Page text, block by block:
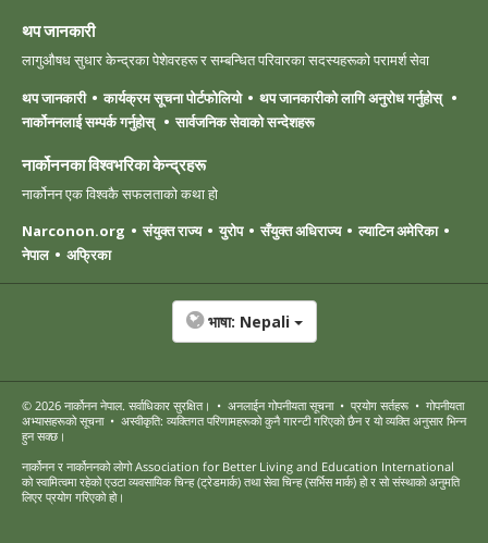
थप जानकारी
लागुऔषध सुधार केन्द्रका पेशेवरहरू र सम्बन्धित परिवारका सदस्यहरूको परामर्श सेवा
थप जानकारी
कार्यक्रम सूचना पोर्टफोलियो
थप जानकारीको लागि अनुरोध गर्नुहोस्
नार्कोननलाई सम्पर्क गर्नुहोस्
सार्वजनिक सेवाको सन्देशहरू
नार्कोननका विश्वभरिका केन्द्रहरू
नार्कोनन एक विश्वकै सफलताको कथा हो
Narconon.org
संयुक्त राज्य युरोप सँयुक्त अधिराज्य
ल्याटिन अमेरिका
नेपाल
अफ्रिका
भाषा: Nepali
© 2026 नार्कोनन नेपाल. सर्वाधिकार सुरक्षित। • अनलाईन गोपनीयता सूचना• प्रयोग सर्तहरू • गोपनीयता
अभ्यासहरूको सूचना• अस्वीकृति: व्यक्तिगत परिणामहरूको कुनै गारन्टी गरिएको छैन र यो व्यक्ति अनुसार भिन्न
हुन सक्छ।
नार्कोनन र नार्कोननको लोगो Association for Better Living and Education International
को स्वामित्वमा रहेको एउटा व्यवसायिक चिन्ह (ट्रेडमार्क) तथा सेवा चिन्ह (सर्भिस मार्क) हो र सो संस्थाको अनुमति
लिएर प्रयोग गरिएको हो।